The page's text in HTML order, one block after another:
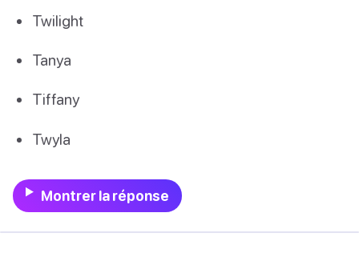
Twilight
Tanya
Tiffany
Twyla
Montrer la réponse